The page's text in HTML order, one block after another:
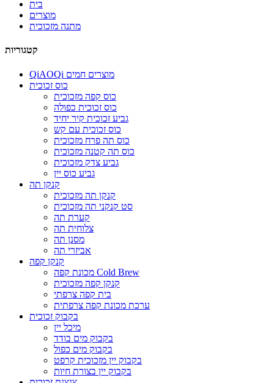
בית
מוצרים
מתנה מזכוכית
קטגוריות
QiAOQi מוצרים חמים
כוס זכוכית
כוס קפה מזכוכית
כוס זכוכית כפולה
גביע זכוכית קיר יחיד
כוס זכוכית עם קש
כוס תה פרח מזכוכית
כוס תה קטנה מזכוכית
גביע צדק מזכוכית
גביע כוס יין
קנקן תה
קנקן תה מזכוכית
סט קנקני תה מזכוכית
קערת תה
צלוחית תה
מסנן תה
אביזרי תה
קנקן קפה
מכונת קפה Cold Brew
קנקן קפה מזכוכית
בית קפה צרפתי
ערכת מכונת קפה צרפתית
בקבוק זכוכית
מיכל יין
בקבוק מים בודד
בקבוק מים כפול
בקבוק יין מזכוכית קרפט
בקבוק יין בצורת חיות